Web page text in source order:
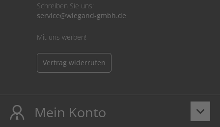
Schreiben Sie uns:
service@wiegand-gmbh.de
Mit uns werben!
Vertrag widerrufen
keyboard_arrow_down
Mein Konto